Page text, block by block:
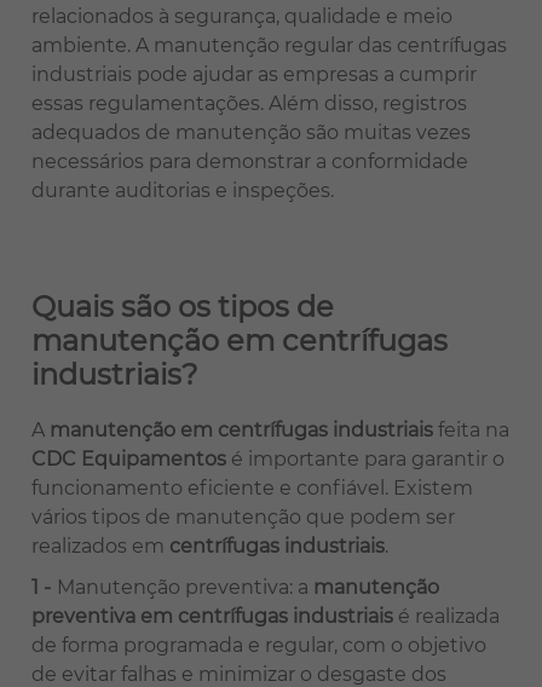
relacionados à segurança, qualidade e meio
ambiente. A manutenção regular das centrífugas
industriais pode ajudar as empresas a cumprir
essas regulamentações. Além disso, registros
adequados de manutenção são muitas vezes
necessários para demonstrar a conformidade
durante auditorias e inspeções.
Quais são os tipos de
manutenção em centrífugas
industriais?
A manutenção em centrífugas industriais feita na
CDC Equipamentos é importante para garantir o
funcionamento eficiente e confiável. Existem
vários tipos de manutenção que podem ser
realizados em centrífugas industriais.
Manutenção preventiva: a manutenção
preventiva em centrífugas industriais é realizada
de forma programada e regular, com o objetivo
de evitar falhas e minimizar o desgaste dos